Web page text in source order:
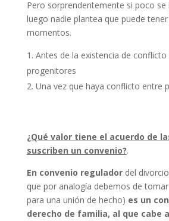
Pero sorprendentemente si poco se
luego nadie plantea que puede
momentos.
Antes de la existencia de
progenitores
Una vez que haya conflicto entre
¿Qué valor tiene el acuerdo de
suscriben un convenio?.
En convenio reguladordel
que por analogía debemos de
para una unión de hecho) es un
derecho de familia, al que cabe